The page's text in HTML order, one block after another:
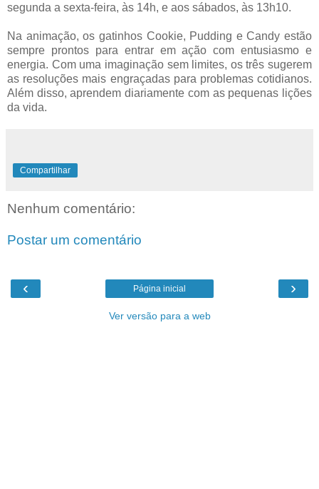
segunda a sexta-feira, às 14h, e aos sábados, às 13h10.
Na animação, os gatinhos Cookie, Pudding e Candy estão
sempre prontos para entrar em ação com entusiasmo e
energia. Com uma imaginação sem limites, os três sugerem
as resoluções mais engraçadas para problemas cotidianos.
Além disso, aprendem diariamente com as pequenas lições
da vida.
Compartilhar
Nenhum comentário:
Postar um comentário
‹ ›
Página inicial
Ver versão para a web